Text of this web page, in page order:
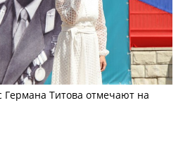
Германа Титова отмечают на